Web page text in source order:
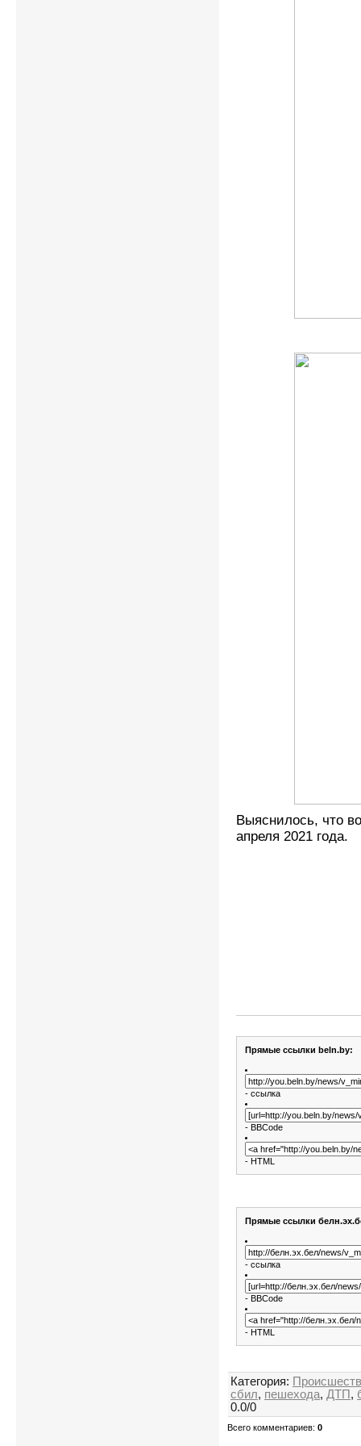
Выяснилось, что
апреля 2021 года.
Прямые ссылки beln.by:
- ссылка
- BBCode
- HTML
Прямые ссылки
- ссылка
- BBCode
- HTML
Категория:
сбил, пешехода, ДТП ,
0.0/0
Всего комментариев: 0